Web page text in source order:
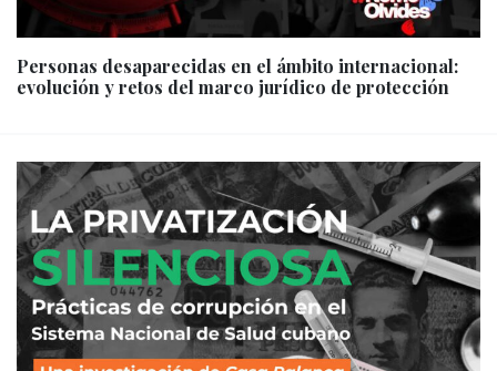
Personas desaparecidas en el ámbito internacional:
evolución y retos del marco jurídico de protección